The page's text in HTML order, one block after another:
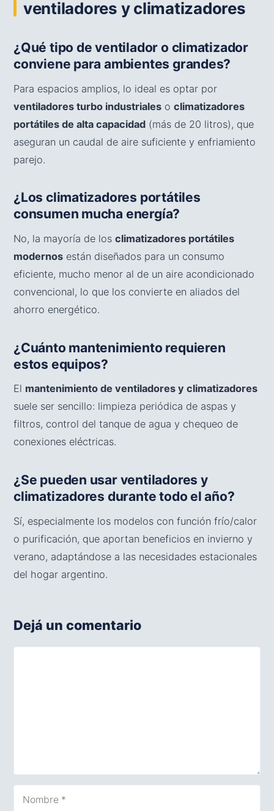
ventiladores y climatizadores
¿Qué tipo de ventilador o climatizador
conviene para ambientes grandes?
Para espacios amplios, lo ideal es optar por
ventiladores turbo industriales o climatizadores
portátiles de alta capacidad (más de 20 litros), que
aseguran un caudal de aire suficiente y enfriamiento
parejo.
¿Los climatizadores portátiles
consumen mucha energía?
No, la mayoría de los climatizadores portátiles
modernos están diseñados para un consumo
eficiente, mucho menor al de un aire acondicionado
convencional, lo que los convierte en aliados del
ahorro energético.
¿Cuánto mantenimiento requieren
estos equipos?
El mantenimiento de ventiladores y climatizadores
suele ser sencillo: limpieza periódica de aspas y
filtros, control del tanque de agua y chequeo de
conexiones eléctricas.
¿Se pueden usar ventiladores y
climatizadores durante todo el año?
Sí, especialmente los modelos con función frío/calor
o purificación, que aportan beneficios en invierno y
verano, adaptándose a las necesidades estacionales
del hogar argentino.
Dejá un comentario